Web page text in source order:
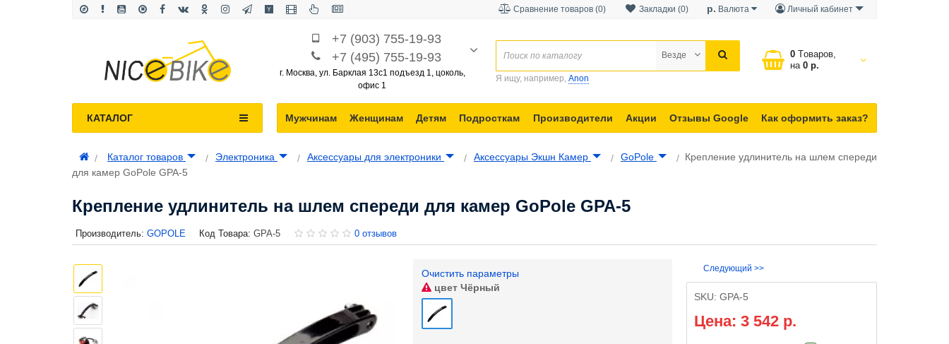
Личный кабинет
р. Валюта
Закладки (0)
Сравнение товаров (0)
+7 (903) 755-19-93
+7 (495) 755-19-93
г. Москва, ул. Барклая 13с1 подъезд 1, цоколь,
офис 1
0 Tоваров,
на
0 р.
Везде
Я ищу, например, Anon
Мужчинам Женщинам Детям Подросткам Производители Акции Отзывы Google Как оформить заказ?
КАТАЛОГ
Каталог товаров Электроника Аксессуары для электроники Аксессуары Экшн Камер GoPole
Крепление удлинитель на шлем спереди
для камер GoPole GPA-5
Крепление удлинитель на шлем спереди для камер GoPole GPA-5
Производитель: GOPOLE Код Товара: GPA-5 0 отзывов
Очистить параметры
цветЧёрный
Следующий >>
SKU: GPA-5
Цена: 3 542 р.